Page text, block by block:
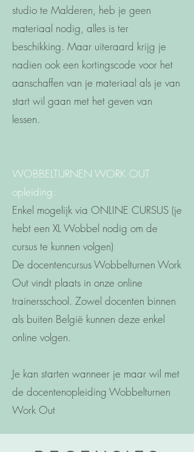
studio te Malderen, heb je geen
materiaal nodig, alles is ter
beschikking. Maar uiteraard krijg je
nadien ook een kortingscode voor het
aanschaffen van je materiaal als je van
start wil gaan met het geven van
lessen.
WOBBELTURNEN WORK OUT
opleiding:
Enkel mogelijk via ONLINE CURSUS (je
hebt een XL Wobbel nodig om de
cursus te kunnen volgen)
De docentencursus Wobbelturnen Work
Out vindt plaats in onze online
trainersschool. Zowel docenten binnen
als buiten België kunnen deze enkel
online volgen.
Je kan starten wanneer je maar wil met
de docentenopleiding Wobbelturnen
Work Out